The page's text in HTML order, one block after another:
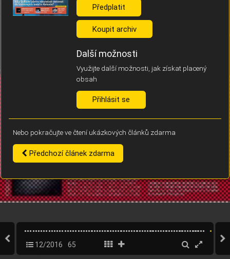
uložením volitelných informací:
Anonymní unikátní ID
Díky němu příště poznáme, že se jedná o stejné zařízení, a
Identifikátor je zcela anonymní.
Vaše souhlasy a odmítnutí si ukládáme do vašeho zařízení, abychom se
vás už příště znovu neptali. Můžete je kdykoli později upravit ve Správě
12/2016 65
Předplatit
Koupit archiv
Další možnosti
Využijte další možnosti, jak získat placený
obsah
Přihlásit se
Nebo pokračujte ve čtení ukázkových článků zdarma
Předchozí článek zdarma